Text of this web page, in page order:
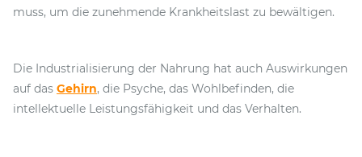
muss, um die zunehmende Krankheitslast zu bewältigen.
Die Industrialisierung der Nahrung hat auch Auswirkungen
auf das Gehirn, die Psyche, das Wohlbefinden, die
intellektuelle Leistungsfähigkeit und das Verhalten.